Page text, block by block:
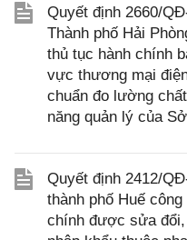
Quyết định 2660/
Thành phố Hải
thủ tục hành chính
vực thương mại
chuẩn đo lường
năng quản lý của
Quyết định 2412/
thành phố Huế
chính được sửa